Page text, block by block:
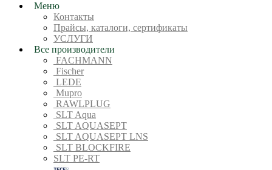
Меню
Контакты
Прайсы, каталоги, сертификаты
УСЛУГИ
Все производители
FACHMANN
Fischer
LEDE
Mupro
RAWLPLUG
SLT Aqua
SLT AQUASEPT
SLT AQUASEPT LNS
SLT BLOCKFIRE
SLT PE-RT